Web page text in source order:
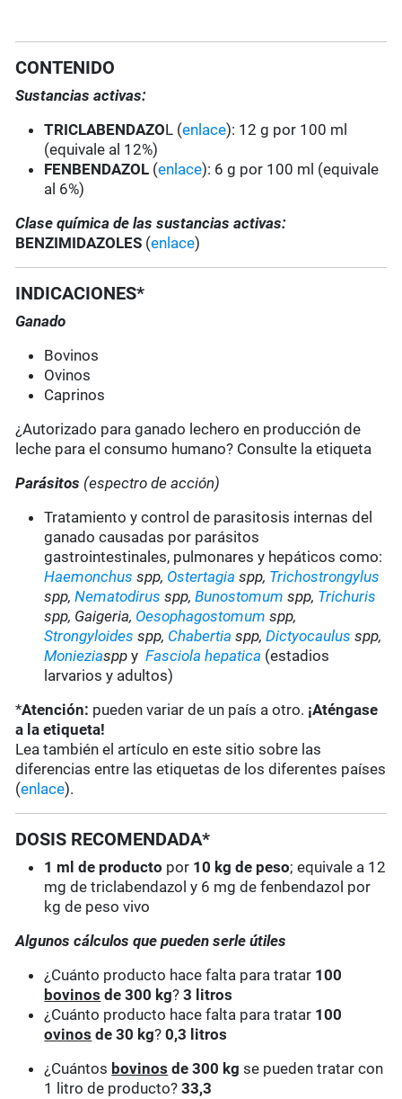
CONTENIDO
Sustancias activas:
TRICLABENDAZOL (enlace): 12 g por 100 ml
(equivale al 12%)
FENBENDAZOL (enlace): 6 g por 100 ml (equivale
al 6%)
Clase química de las sustancias activas:
BENZIMIDAZOLES (enlace)
INDICACIONES*
Ganado
Bovinos
Ovinos
Caprinos
¿Autorizado para ganado lechero en producción de
leche para el consumo humano? Consulte la etiqueta
Parásitos (espectro de acción)
Tratamiento y control de parasitosis internas del
ganado causadas por parásitos
gastrointestinales, pulmonares y hepáticos como:
Haemonchus spp, Ostertagia spp, Trichostrongylus
spp,Nematodirus spp, Bunostomum spp, Trichuris
spp, Gaigeria, Oesophagostomum spp,
Strongyloides spp, Chabertia spp,Dictyocaulus spp,
Monieziaspp yFasciola hepatica (estadios
larvarios y adultos)
*Atención: pueden variar de un país a otro. ¡Aténgase
a la etiqueta!
Lea también el artículo en este sitio sobre las
diferencias entre las etiquetas de los diferentes países
(enlace).
DOSIS RECOMENDADA*
1 ml de producto por 10 kg de peso; equivale a 12
mg de triclabendazol y 6 mg de fenbendazol por
kg de peso vivo
Algunos cálculos que pueden serle útiles
¿Cuánto producto hace falta para tratar 100
bovinos de 300 kg?3 litros
¿Cuánto producto hace falta para tratar 100
ovinos de 30 kg?0,3 litros
¿Cuántos bovinos de 300 kg se pueden tratar con
1 litro de producto?33,3